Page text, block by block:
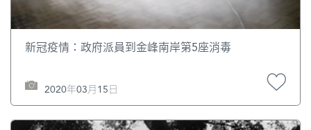
新冠疫情：政府派員到金峰南岸第5座消毒
2020年03月15日